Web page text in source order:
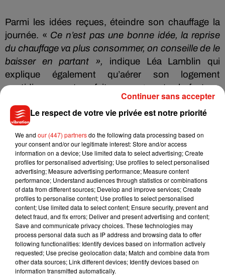
Parmi les idées reçues, éteindre son chauffage la
journée. « Ce n’est pas une bonne idée, la reprise
du chauffage va plus consommer, on conseille de le
baisser en partant », indique Léa Lamblin qui
explique également qu’aérer son logement
quotidiennement ne fait pas augmenter la facture,
CLCV
CLCV
Crédit :CLCV
Enfin, Léa Lamblin conseille de laisser le chauffage
allumé pendant les vacances.« Le gel peut causer
des dégâts, il faut au minimum laisser vos radiateurs
Le respect de votre vie privée est notre priorité
We and our (447) partnersdo the following data processing based on
your consent and/or our legitimate interest: Store and/or access
information on a device; Use limited data to select advertising; Create
profiles for personalised advertising; Use profiles to select personalised
advertising; Measure advertising performance; Measure content
performance; Understand audiences through statistics or combinations
of data from different sources; Develop and improve services; Create
profiles to personalise content; Use profiles to select personalised
content; Use limited data to select content; Ensure security, prevent and
detect fraud, and fix errors; Deliver and present advertising and content;
Save and communicate privacy choices. These technologies may
process personal data such as IP address and browsing data to offer
following functionalities: Identify devices based on information actively
requested; Use precise geolocation data; Match and combine data from
other data sources; Link different devices; Identify devices based on
information transmitted automatically.
Continuer sans accepter